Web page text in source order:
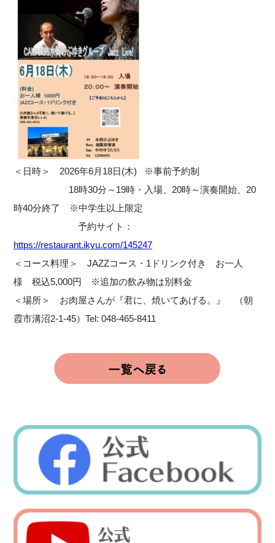
＜日時＞ 2026年6月18日(木) ※事前予約制
18時30分～19時・入場、20時～演奏開始、20
時40分終了 ※中学生以上限定
予約サイト：
https://restaurant.ikyu.com/145247
＜コース料理＞ JAZZコース・1ドリンク付き お一人
様 税込5,000円 ※追加の飲み物は別料金
＜場所＞ お肉屋さんが『君に、焼いてあげる。』 （朝
霞市溝沼2-1-45）Tel: 048-465-8411